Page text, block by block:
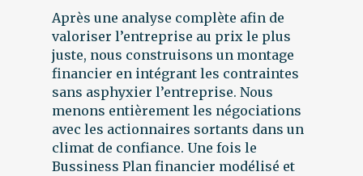
Après une analyse complète afin de
valoriser l’entreprise au prix le plus
juste, nous construisons un montage
financier en intégrant les contraintes
sans asphyxier l’entreprise. Nous
menons entièrement les négociations
avec les actionnaires sortants dans un
climat de confiance. Une fois le
Bussiness Plan financier modélisé et